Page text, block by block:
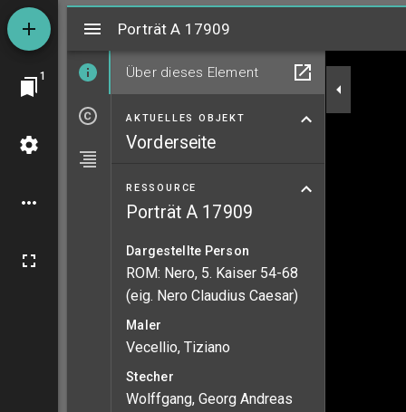
1
MiradorPorträt A 17909
Über dieses Element
AKTUELLES OBJEKT
Vorderseite
RESSOURCE
Porträt A 17909
Dargestellte Person
ROM: Nero, 5. Kaiser 54-68
(eig. Nero Claudius Caesar)
Maler
Vecellio, Tiziano
Stecher
Wolffgang, Georg Andreas
Porträt A 17909